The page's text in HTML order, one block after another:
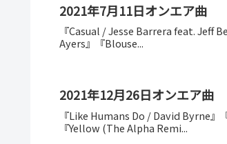
2021年7月11日オンエア曲
『Casual / Jesse Barrera feat.
Ayers』『Blouse...
2021年12月26日オンエア曲
『Like Humans Do / David Byrne
『Yellow (The Alpha Remi...